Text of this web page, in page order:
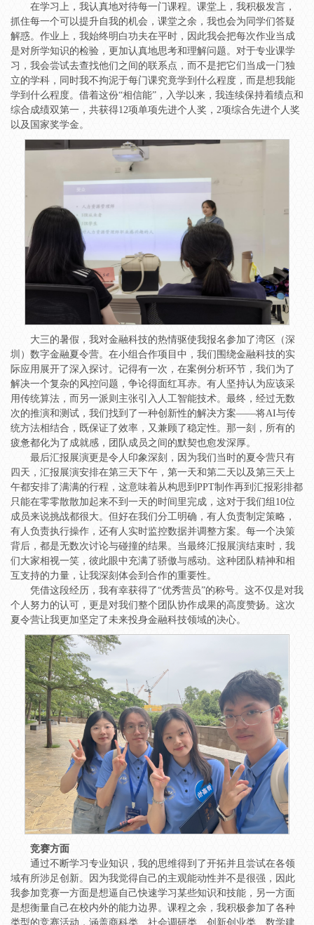
在学习上，我认真地对待每一门课程。课堂上，我积极发言，
抓住每一个可以提升自我的机会，课堂之余，我也会为同学们答疑
解惑。作业上，我始终明白功夫在平时，因此我会把每次作业当成
是对所学知识的检验，更加认真地思考和理解问题。对于专业课学
习，我会尝试去查找他们之间的联系点，而不是把它们当成一门独
立的学科，同时我不拘泥于每门课究竟学到什么程度，而是想我能
学到什么程度。借着这份“相信能”，入学以来，我连续保持着绩点和
综合成绩双第一，共获得12项单项先进个人奖，2项综合先进个人奖
以及国家奖学金。
大三的暑假，我对金融科技的热情驱使我报名参加了湾区（深
圳）数字金融夏令营。在小组合作项目中，我们围绕金融科技的实
际应用展开了深入探讨。记得有一次，在案例分析环节，我们为了
解决一个复杂的风控问题，争论得面红耳赤。有人坚持认为应该采
用传统算法，而另一派则主张引入人工智能技术。最终，经过无数
次的推演和测试，我们找到了一种创新性的解决方案——将AI与传
统方法相结合，既保证了效率，又兼顾了稳定性。那一刻，所有的
疲惫都化为了成就感，团队成员之间的默契也愈发深厚。
最后汇报展演更是令人印象深刻，因为我们当时的夏令营只有
四天，汇报展演安排在第三天下午，第一天和第二天以及第三天上
午都安排了满满的行程，这意味着从构思到PPT制作再到汇报彩排都
只能在零零散散加起来不到一天的时间里完成，这对于我们组10位
成员来说挑战都很大。但好在我们分工明确，有人负责制定策略，
有人负责执行操作，还有人实时监控数据并调整方案。每一个决策
背后，都是无数次讨论与碰撞的结果。当最终汇报展演结束时，我
们大家相视一笑，彼此眼中充满了骄傲与感动。这种团队精神和相
互支持的力量，让我深刻体会到合作的重要性。
凭借这段经历，我有幸获得了“优秀营员”的称号。这不仅是对我
个人努力的认可，更是对我们整个团队协作成果的高度赞扬。这次
夏令营让我更加坚定了未来投身金融科技领域的决心。
竞赛方面
通过不断学习专业知识，我的思维得到了开拓并且尝试在各领
域有所涉足创新。因为我觉得自己的主观能动性并不是很强，因此
我参加竞赛一方面是想逼自己快速学习某些知识和技能，另一方面
是想衡量自己在校内外的能力边界。课程之余，我积极参加了各种
类型的竞赛活动，涵盖商科类、社会调研类、创新创业类、数学建